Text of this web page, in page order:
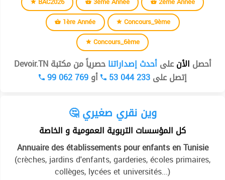
1ère Année
Concours_9ème
Concours_6ème
أحصل الأنعلىأحدث إصداراتناحصرياً من مكتبة Devoir.TN
إتصل على53 044 233 أو99 062 769
🤔 وين نقري صغيري
كل المؤسسات التربوية العمومية و الخاصة
Annuaire des établissements pour enfants en Tunisie
(crèches, jardins d'enfants, garderies, écoles primaires,
collèges, lycées et universités...)